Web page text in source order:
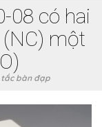
08 có hai
một
tắc bàn đạp